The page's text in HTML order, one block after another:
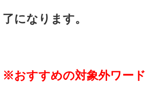
了になります。
※おすすめの対象外ワード